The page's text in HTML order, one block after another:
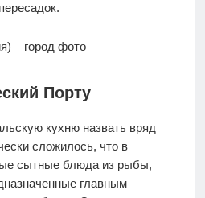
Порту
кухню назвать вряд
сложилось, что в
сытные блюда из рыбы,
главным